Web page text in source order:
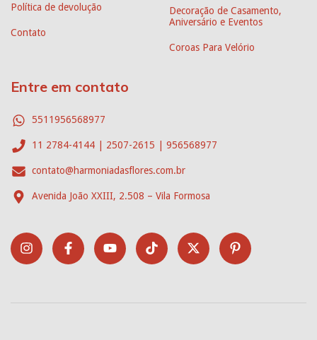
Política de devolução
Contato
Decoração de Casamento,
Aniversário e Eventos
Coroas Para Velório
Entre em contato
5511956568977
11 2784-4144 | 2507-2615 | 956568977
contato@harmoniadasflores.com.br
Avenida João XXIII, 2.508 – Vila Formosa